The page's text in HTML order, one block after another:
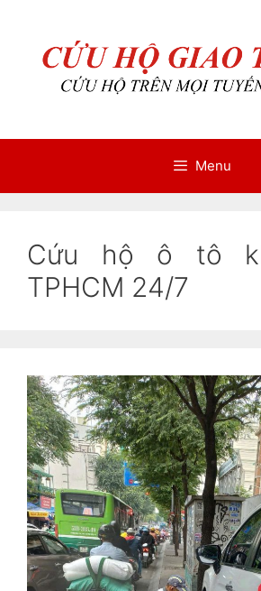
Menu
Cứu hộ ô tô
TPHCM 24/7